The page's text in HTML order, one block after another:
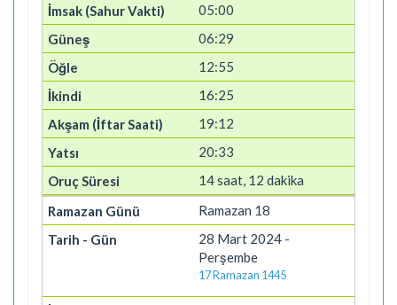
05:00
06:29
12:55
16:25
19:12
20:33
14 saat, 12 dakika
Ramazan 18
28 Mart 2024 -
Perşembe
17 Ramazan 1445